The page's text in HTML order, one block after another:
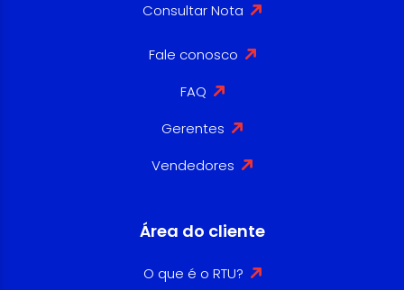
Consultar Nota
Fale conosco
FAQ
Gerentes
Vendedores
Área do cliente
O que é o RTU?